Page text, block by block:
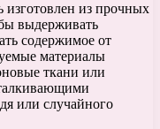
из прочных
выдерживать
содержимое от
материалы
ткани или
или случайного